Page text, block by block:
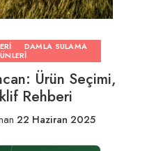
DAMLA SULAMA
Ürün Seçimi,
Rehberi
22 Haziran 2025